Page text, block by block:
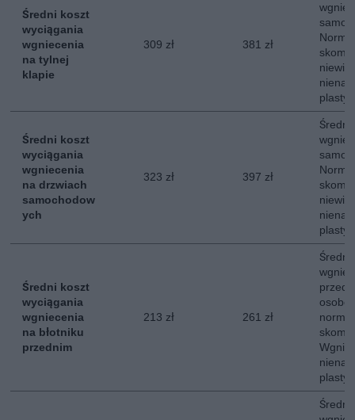
Średni koszt
wyciągania
wgniecenia
na tylnej
klapie
309 zł 381 zł
Średni koszt
wyciągania
wgniecenia
na drzwiach
samochodow
ych
323 zł 397 zł
Średni
Średni koszt
wyciągania
wgniecenia
na błotniku
przednim
213 zł 261 zł
Średni
Średni